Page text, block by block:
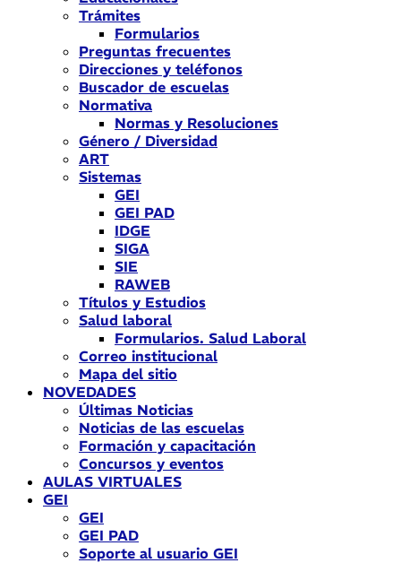
Trámites
Formularios
Preguntas frecuentes
Direcciones y teléfonos
Buscador de escuelas
Normativa
Normas y Resoluciones
Género / Diversidad
ART
Sistemas
GEI
GEI PAD
IDGE
SIGA
SIE
RAWEB
Títulos y Estudios
Salud laboral
Formularios. Salud Laboral
Correo institucional
Mapa del sitio
NOVEDADES
Últimas Noticias
Noticias de las escuelas
Formación y capacitación
Concursos y eventos
AULAS VIRTUALES
GEI
GEI
GEI PAD
Soporte al usuario GEI